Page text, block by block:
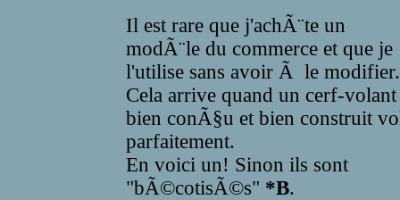
Il est rare que j'achÃ¨te un
modÃ¨le du commerce et que je
l'utilise sans avoir Ã le
Cela arrive quand un cerf-volant
bien conÃ§u et bien construit
parfaitement.
En voici un! Sinon ils sont
"bÃ©cotisÃ©s" *B.